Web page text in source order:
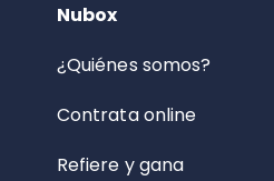
Nubox
¿Quiénes somos?
Contrata online
Refiere y gana